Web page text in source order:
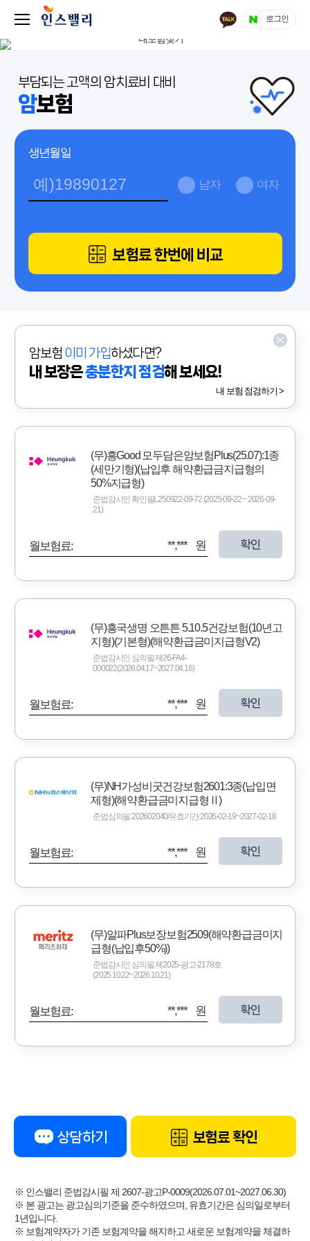
로그인
부담되는 고액의 암치료비 대비
암보험
생년월일
남자 여자
보험료 한번에 비교
암보험 이미 가입하셨다면?
내 보장은충분한지 점검해 보세요!
내 보험 점검하기 >
(무)흥Good 모두담은암보험Plus(25.07):1종
(세만기형)(납입후 해약환급금지급형의
50%지급형)
준법감시인 확인필L250922-09-72 (2025-09-22 ~ 2026-09-
21)
월보험료: **,*** 원 확인
(무)흥국생명 오튼튼 5.10.5건강보험(10년고
지형)(기본형)(해약환급금미지급형V2)
준법감시인 심의필 제26-FA4-
000022(2026.04.17~2027.04.16)
월보험료: **,*** 원 확인
(무)NH가성비굿건강보험2601:3종(납입면
제형)(해약환급금미지급형Ⅱ)
준법심의필:202602040/유효기간:2026-02-19~2027-02-18
월보험료: **,*** 원 확인
(무)알파Plus보장보험2509(해약환급금미지
급형(납입후50%))
준법감시인 심의필 제2025-광고-2178호
(2025.10.22~2026.10.21)
월보험료: **,*** 원 확인
상담하기 보험료 확인
※ 인스밸리 준법감시필 제 2607-광고P-0009(2026.07.01~2027.06.30)
※ 본 광고는 광고심의기준을 준수하였으며, 유효기간은 심의일로부터
1년입니다.
※ 보험계약자가 기존 보험계약을 해지하고 새로운 보험계약을 체결하